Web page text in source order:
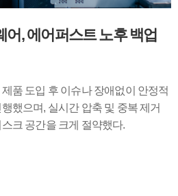
어, 에어퍼스트 노후 백업
품 도입 후 이슈나 장애없이 안정적
했으며, 실시간 압축 및 중복 제거
크 공간을 크게 절약했다.